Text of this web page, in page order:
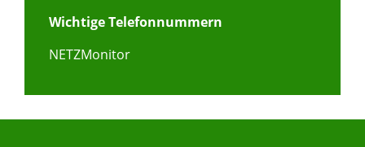
Wichtige Telefonnummern
NETZMonitor